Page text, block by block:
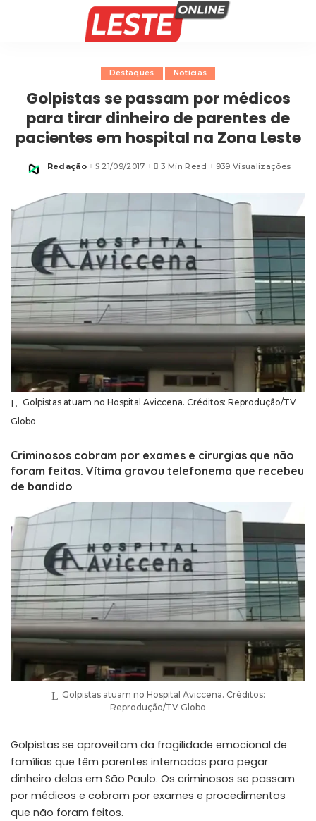
Destaques Notícias
Golpistas se passam por médicos
para tirar dinheiro de parentes de
pacientes em hospital na Zona Leste
Posted
Redação 21/09/2017 3 Min Read 939 Visualizações
Golpistas atuam no Hospital Aviccena. Créditos: Reprodução/TV
Globo
Criminosos cobram por exames e cirurgias que não
foram feitas. Vítima gravou telefonema que recebeu
de bandido
Golpistas atuam no Hospital Aviccena. Créditos:
Reprodução/TV Globo
Golpistas se aproveitam da fragilidade emocional de
famílias que têm parentes internados para pegar
dinheiro delas em São Paulo. Os criminosos se passam
por médicos e cobram por exames e procedimentos
que não foram feitos.